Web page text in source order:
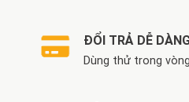
ĐỔI TRẢ DỄ
Dùng thử trong